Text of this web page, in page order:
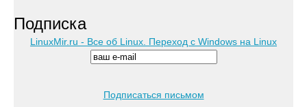
Подписка
LinuxMir.ru - Все об Linux. Переход с Windows на Linux
Подписаться письмом